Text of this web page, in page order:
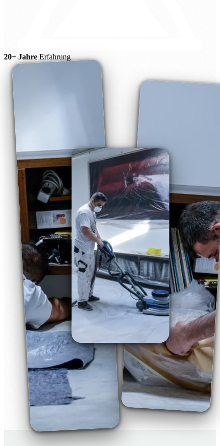
20+ Jahre Erfahrung